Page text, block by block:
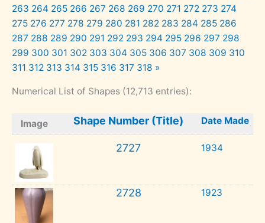
263 264 265 266 267 268 269 270 271 272 273 274
275 276 277 278 279 280 281 282 283 284 285 286
287 288 289 290 291 292 293 294 295 296 297 298
299 300 301 302 303 304 305 306 307 308 309 310
311 312 313 314 315 316 317 318 »
Numerical List of Shapes (12,713 entries):
Image Shape Number (Title) Date Made
2727 1934
2728 1923